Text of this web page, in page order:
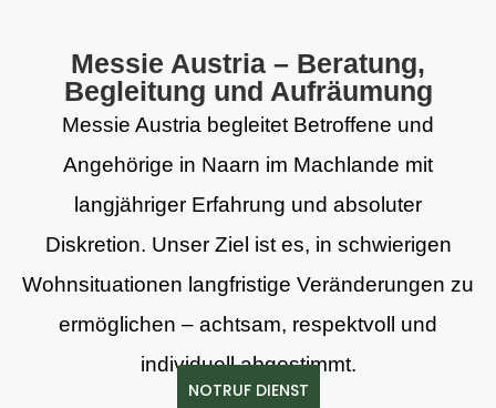
Messie Austria – Beratung,
Begleitung und Aufräumung
Messie Austria begleitet Betroffene und
Angehörige in Naarn im Machlande mit
langjähriger Erfahrung und absoluter
Diskretion. Unser Ziel ist es, in schwierigen
Wohnsituationen langfristige Veränderungen zu
ermöglichen – achtsam, respektvoll und
individuell abgestimmt.
NOTRUF DIENST